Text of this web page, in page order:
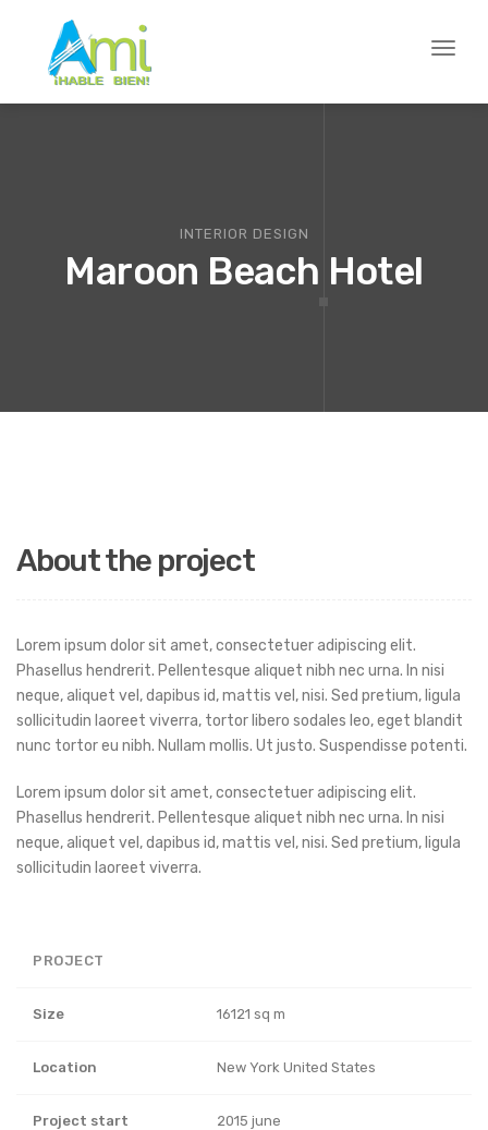
Toggle
INTERIOR DESIGN
Maroon Beach Hotel
About the project
Lorem ipsum dolor sit amet, consectetuer adipiscing elit.
Phasellus hendrerit. Pellentesque aliquet nibh nec urna. In nisi
neque, aliquet vel, dapibus id, mattis vel, nisi. Sed pretium, ligula
sollicitudin laoreet viverra, tortor libero sodales leo, eget blandit
nunc tortor eu nibh. Nullam mollis. Ut justo. Suspendisse potenti.
Lorem ipsum dolor sit amet, consectetuer adipiscing elit.
Phasellus hendrerit. Pellentesque aliquet nibh nec urna. In nisi
neque, aliquet vel, dapibus id, mattis vel, nisi. Sed pretium, ligula
sollicitudin laoreet viverra.
PROJECT
Size 16121 sq m
Location New York United States
Project start 2015 june